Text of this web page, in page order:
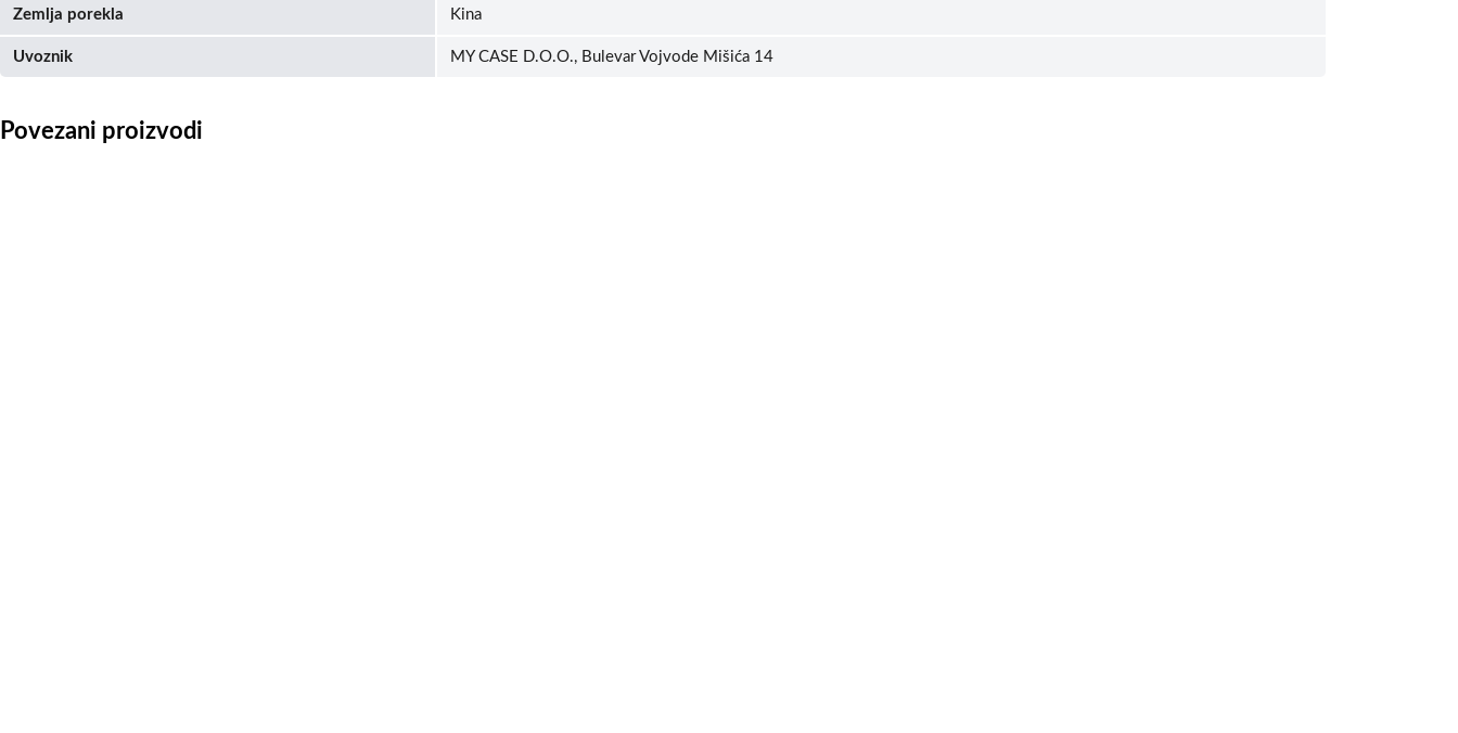
Zemlja porekla Kina
Uvoznik MY CASE D.O.O., Bulevar Vojvode Mišića 14
Povezani proizvodi